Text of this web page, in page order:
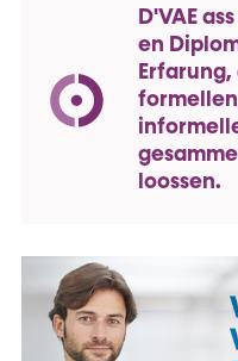
D'VAE
en
loossen.